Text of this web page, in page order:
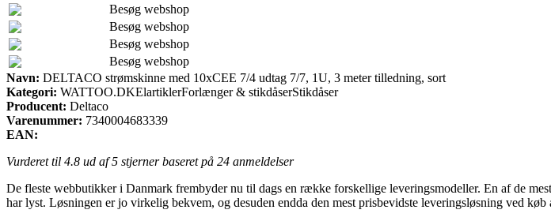
Besøg webshop
Besøg webshop
Besøg webshop
Besøg webshop
Navn: DELTACO strømskinne med 10xCEE 7/4 udtag 7/7, 1U, 3 meter tilledning, sort
Kategori: WATTOO.DKElartiklerForlænger & stikdåserStikdåser
Producent: Deltaco
Varenummer: 7340004683339
EAN:
Vurderet til 4.8 ud af 5 stjerner baseret på 24 anmeldelser
De fleste webbutikker i Danmark frembyder nu til dags en række forskellige leveringsmodeller. En af de
har lyst. Løsningen er jo virkelig bekvem, og desuden endda den mest prisbevidste leveringsløsning ved